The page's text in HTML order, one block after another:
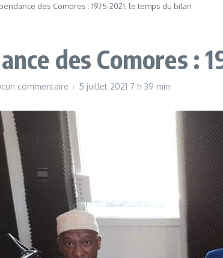
des Comores : 1975-2021, le temps du bilan
des Comores :
commentaire 5 juillet 2021 7 h 39 min